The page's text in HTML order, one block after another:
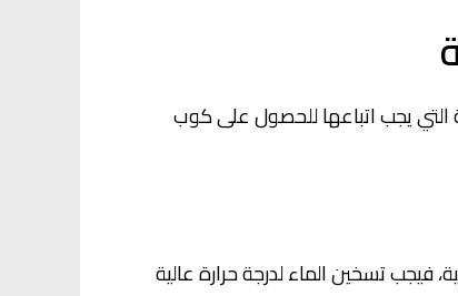
يجب اتباعها للحصول على كوب
تسخين الماء لدرجة حرارة عالية